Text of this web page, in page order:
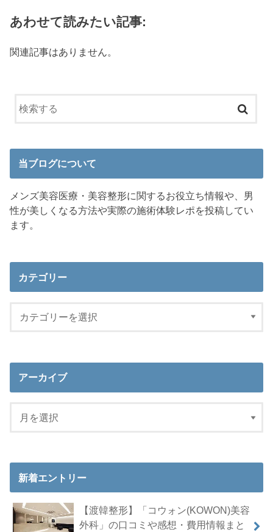
あわせて読みたい記事:
関連記事はありません。
当ブログについて
メンズ美容医療・美容整形に関するお役立ち情報や、男
性が美しくなる方法や実際の施術体験レポを投稿してい
ます。
カテゴリー
アーカイブ
新着エントリー
【渡韓整形】「コウォン(KOWON)美容
外科」の口コミや感想・費用情報まと